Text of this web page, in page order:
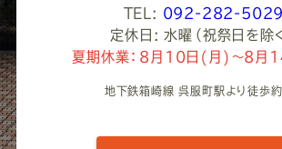
TEL: 092-282-5029
定休日: 水曜（祝祭日を除く
夏期休業：8月10日(月)～8月
地下鉄箱崎線 呉服町駅より徒歩